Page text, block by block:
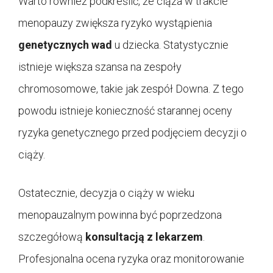
menopauzy zwiększa ryzyko wystąpienia
genetycznych wad u dziecka. Statystycznie
istnieje większa szansa na zespoły
chromosomowe, takie jak zespół Downa. Z tego
powodu istnieje konieczność starannej oceny
ryzyka genetycznego przed podjęciem decyzji o
ciąży.
Ostatecznie, decyzja o ciąży w wieku
menopauzalnym powinna być poprzedzona
szczegółową konsultacją z lekarzem
Profesjonalna ocena ryzyka oraz monitorowanie